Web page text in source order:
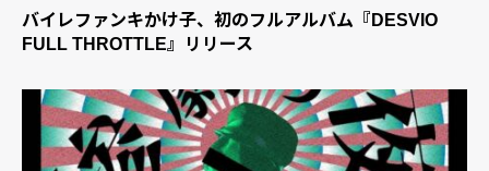
バイレファンキかけ子、初のフルアルバム『DESVIO
FULL THROTTLE』リリース